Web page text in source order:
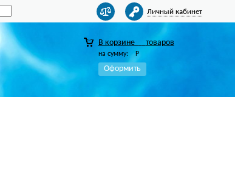
Личный кабинет
В корзине товаров
на сумму: Р
Оформить